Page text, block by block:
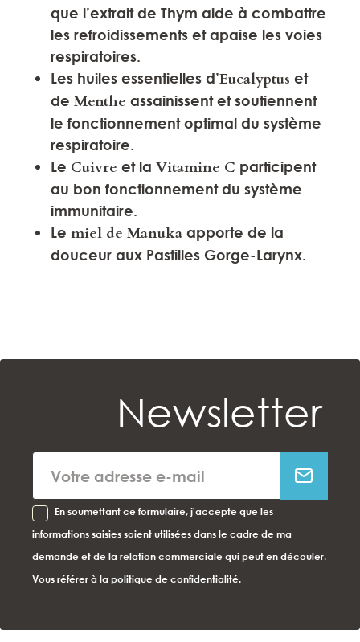
que l’extrait de Thym aide à combattre
les refroidissements et apaise les voies
respiratoires.
Les huiles essentielles d’Eucalyptus et
de Menthe assainissent et soutiennent
le fonctionnement optimal du système
respiratoire.
Le Cuivre et la Vitamine C participent
au bon fonctionnement du système
immunitaire.
Le miel de Manukaapporte de la
douceur aux Pastilles Gorge-Larynx.
Newsletter
En soumettant ce formulaire, j'accepte que les
informations saisies soient utilisées dans le cadre de ma
demande et de la relation commerciale qui peut en découler.
Vous référer à la politique de confidentialité.